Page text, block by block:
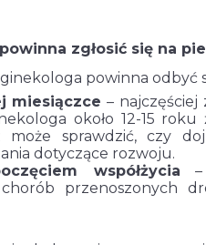
zgłosić się na
powinna odbyć
miesiączce – najczęściej
około 12-15
sprawdzić, czy
dotyczące rozwoju.
współżycia –
przenoszonych